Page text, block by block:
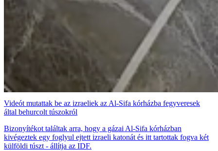
Videót mutattak be az izraeliek az Al-Sifa kórházba fegyveresek
által behurcolt túszokról
Bizonyítékot találtak arra, hogy a gázai Al-Sifa kórházban
kivégeztek egy foglyul ejtett izraeli katonát és itt tartottak fogva két
külföldi túszt - állítja az IDF.